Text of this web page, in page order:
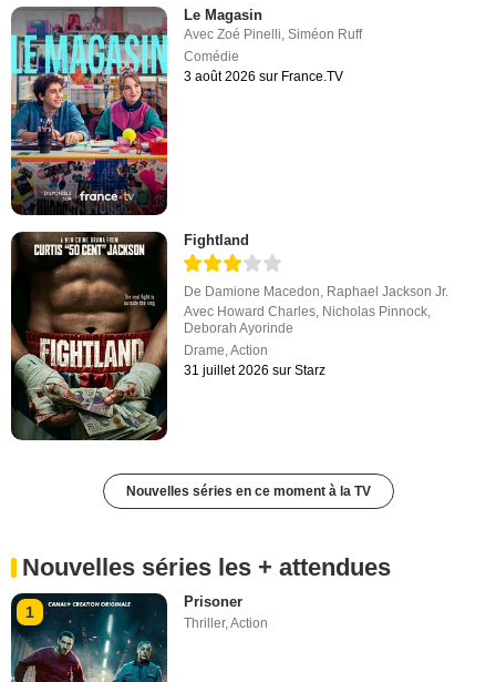
Le Magasin
AvecZoé Pinelli ,Siméon Ruff
Comédie
3 août 2026 sur France.TV
Fightland
De Damione Macedon, Raphael Jackson Jr.
Avec Howard Charles, Nicholas Pinnock,
Deborah Ayorinde
Drame,Action
31 juillet 2026 sur Starz
Nouvelles séries en ce moment à la TV
Nouvelles séries les + attendues
1
Prisoner
Thriller,Action